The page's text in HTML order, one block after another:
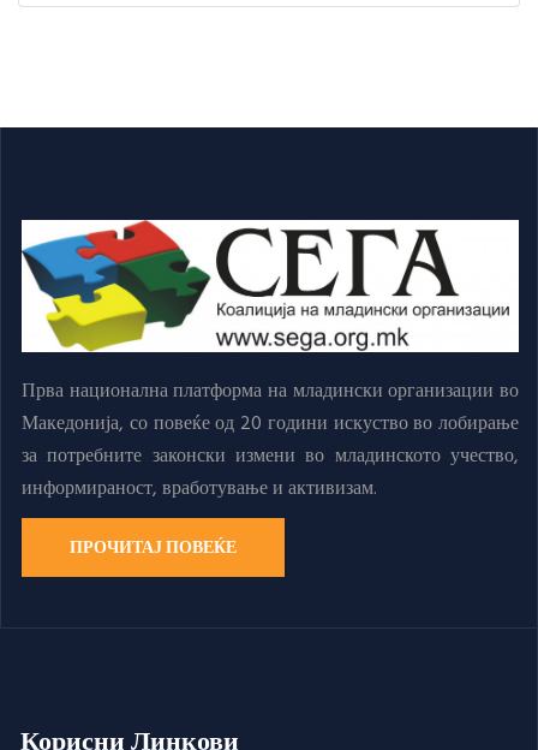
Прва национална платформа на младински организации во
Македонија, со повеќе од 20 години искуство во лобирање
за потребните законски измени во младинското учество,
информираност, вработување и активизам.
ПРОЧИТАЈ ПОВЕЌЕ
Корисни Линкови